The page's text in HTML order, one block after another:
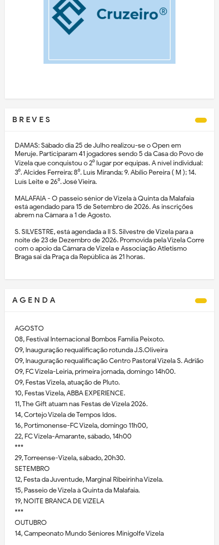
B R E V E S
DAMAS: Sábado dia 25 de Julho realizou-se o Open em
Meruje. Participaram 41 jogadores sendo 5 da Casa do Povo de
Vizela que conquistou o 2⁰ lugar por equipas. A nível individual:
3⁰. Alcides Ferreira; 8⁰. Luís Miranda; 9. Abílio Pereira ( M ); 14.
Luís Leite e 26⁰. José Vieira.
MALAFAIA - O passeio sénior de Vizela à Quinta da Malafaia
está agendado para 15 de Setembro de 2026. As inscrições
abrem na Câmara a 1 de Agosto.
S. SILVESTRE, está agendada a II S. Silvestre de Vizela para a
noite de 23 de Dezembro de 2026. Promovida pela Vizela Corre
com o apoio da Câmara de Vizela e Associação Atletismo
Braga sai da Praça da República às 21 horas.
A G E N D A
AGOSTO
08, Festival Internacional Bombos Família Peixoto.
09, Inauguração requalificação rotunda J.S.Oliveira
09, Inauguração requalificação Centro Pastoral Vizela S. Adrião
09, FC Vizela-Leiria, primeira jornada, domingo 14h00.
09, Festas Vizela, atuação de Pluto.
10, Festas Vizela, ABBA EXPERIENCE.
11, The Gift atuam nas Festas de Vizela 2026.
14, Cortejo Vizela de Tempos Idos.
16, Portimonense-FC Vizela, domingo 11h00,
22, FC Vizela-Amarante, sábado, 14h00
***
29, Torreense-Vizela, sábado, 20h30.
SETEMBRO
12, Festa da Juventude, Marginal Ribeirinha Vizela.
15, Passeio de Vizela à Quinta da Malafaia.
19, NOITE BRANCA DE VIZELA
***
OUTUBRO
14, Campeonato Mundo Séniores Minigolfe Vizela